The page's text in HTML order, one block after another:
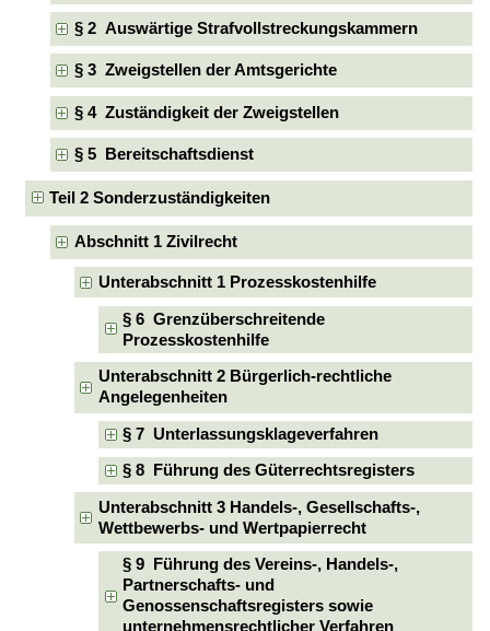
§ 2 Auswärtige Strafvollstreckungskammern
§ 3 Zweigstellen der Amtsgerichte
§ 4 Zuständigkeit der Zweigstellen
§ 5 Bereitschaftsdienst
Teil 2 Sonderzuständigkeiten
Abschnitt 1 Zivilrecht
Unterabschnitt 1 Prozesskostenhilfe
§ 6 Grenzüberschreitende
Prozesskostenhilfe
Unterabschnitt 2 Bürgerlich-rechtliche
Angelegenheiten
§ 7 Unterlassungsklageverfahren
§ 8 Führung des Güterrechtsregisters
Unterabschnitt 3 Handels-, Gesellschafts-,
Wettbewerbs- und Wertpapierrecht
§ 9 Führung des Vereins-, Handels-,
Partnerschafts- und
Genossenschaftsregisters sowie
unternehmensrechtlicher Verfahren